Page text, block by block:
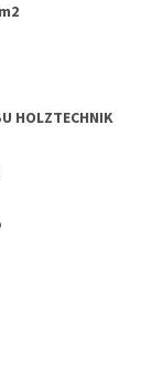
HOLZTECHNIK